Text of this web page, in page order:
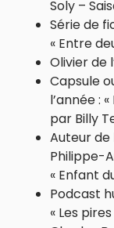
Soly –
Série de
« Entre
Olivier de
Capsule
l’année :
par Billy
Auteur de
Philippe-
« Enfant
Podcast
« Les